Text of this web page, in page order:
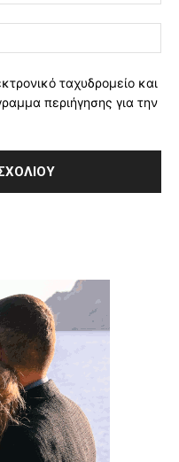
ταχυδρομείο και
περιήγησης για την